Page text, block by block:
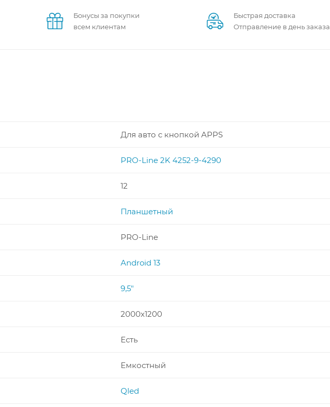
Бонусы за покупки
всем клиентам
Быстрая доставка
Отправление в день заказа
Для авто с кнопкой APPS
PRO-Line 2K 4252-9-4290
12
Планшетный
PRO-Line
Android 13
9,5"
2000x1200
Есть
Емкостный
Qled